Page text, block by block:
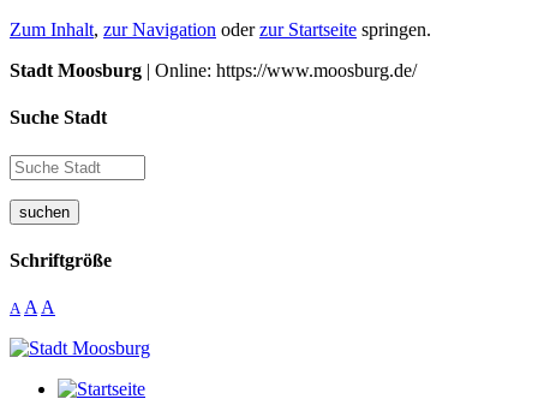
Zum Inhalt, zur Navigation oderzur Startseite springen.
Stadt Moosburg | Online: https://www.moosburg.de/
Suche Stadt
suchen
Schriftgröße
A A A